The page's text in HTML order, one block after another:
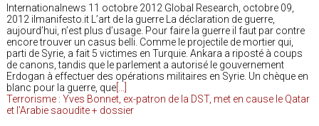
Internationalnews 11 octobre 2012 Global Research, octobre 09,
2012 ilmanifesto.it L’art de la guerre La déclaration de guerre,
aujourd’hui, n’est plus d’usage. Pour faire la guerre il faut par contre
encore trouver un casus belli. Comme le projectile de mortier qui,
parti de Syrie, a fait 5 victimes en Turquie. Ankara a riposté à coups
de canons, tandis que le parlement a autorisé le gouvernement
Erdogan à effectuer des opérations militaires en Syrie. Un chèque en
blanc pour la guerre, que
Terrorisme : Yves Bonnet, ex-patron de la DST, met en cause le Qatar
et l’Arabie saoudite + dossier